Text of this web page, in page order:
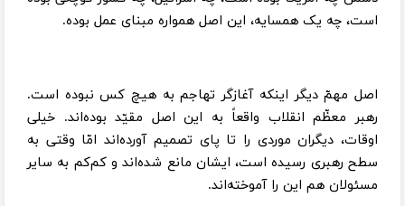
است، چه یک همسایه، این اصل همواره مبنای عمل بوده.
اصل مهمّ دیگر اینکه آغازگر تهاجم به هیچ کس نبوده است.
رهبر معظّم انقلاب واقعاً به این اصل مقیّد بوده‌اند. خیلی
اوقات، دیگران موردی را تا پای تصمیم آورده‌اند امّا وقتی به
سطح رهبری رسیده است، ایشان مانع شده‌اند و کم‌کم به سایر
مسئولان هم این را آموخته‌اند.